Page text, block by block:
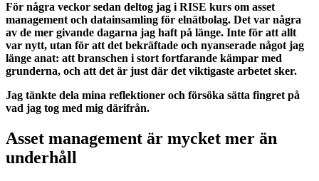
För några veckor sedan deltog jag i RISE kurs om asset
management och datainsamling för elnätbolag. Det var några
av de mer givande dagarna jag haft på länge. Inte för att allt
var nytt, utan för att det bekräftade och nyanserade något jag
länge anat: att branschen i stort fortfarande kämpar med
grunderna, och att det är just där det viktigaste arbetet sker.
Jag tänkte dela mina reflektioner och försöka sätta fingret på
vad jag tog med mig därifrån.
Asset management är mycket mer än
underhåll